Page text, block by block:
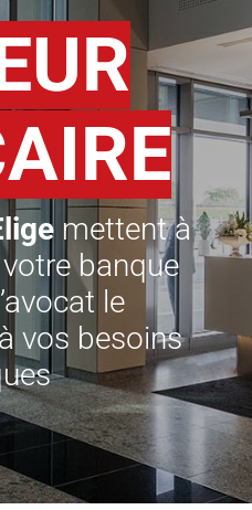
mettent à
banque
le
vos besoins